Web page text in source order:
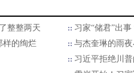
整整两天
习家“储君”出
样的绚烂
与杰奎琳的雨
习近平拒绝川普